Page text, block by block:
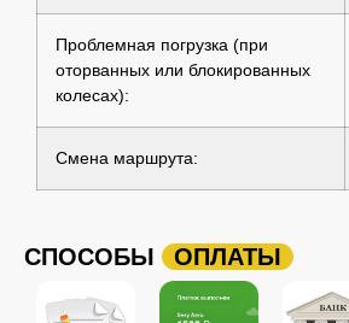
Проблемная погрузка (при
оторванных или блокированных
колесах):
Смена маршрута:
СПОСОБЫ ОПЛАТЫ